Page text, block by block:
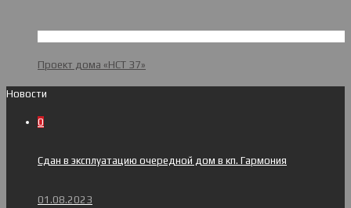
Проект дома «НСТ 37»
Новости
0
Сдан в эксплуатацию очередной дом в кп. Гармония
01.08.2023